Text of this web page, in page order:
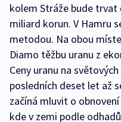
kolem Stráže bude
miliard korun. V Hamru
metodou. Na obou
Diamo těžbu uranu z
Ceny uranu na
posledních deset let až
začíná mluvit o
kde v zemi podle